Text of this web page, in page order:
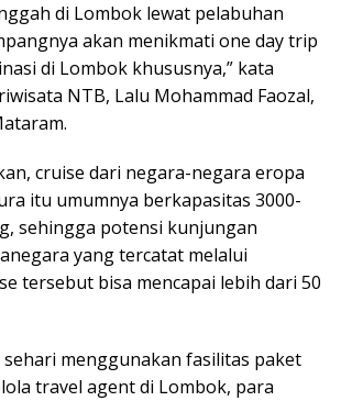
di Lombok lewat pelabuhan
akan menikmati one day trip
di Lombok khususnya,” kata
NTB, Lalu Mohammad Faozal,
cruise dari negara-negara eropa
itu umumnya berkapasitas 3000-
sehingga potensi kunjungan
yang tercatat melalui
tersebut bisa mencapai lebih dari 50
sehari menggunakan fasilitas paket
travel agent di Lombok, para